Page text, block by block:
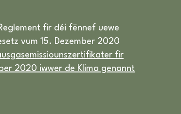
fir déi fënnef uewe
vum 15. Dezember 2020
fir
2020 iwwer de Klima genannt